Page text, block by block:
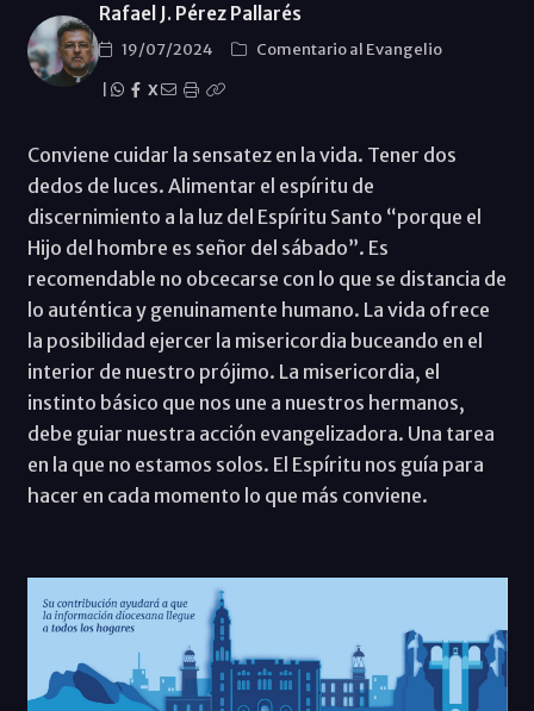
Rafael J. Pérez Pallarés
19/07/2024
Comentario al Evangelio
X
Conviene cuidar la sensatez en la vida. Tener dos
dedos de luces. Alimentar el espíritu de
discernimiento a la luz del Espíritu Santo “porque el
Hijo del hombre es señor del sábado”. Es
recomendable no obcecarse con lo que se distancia de
lo auténtica y genuinamente humano. La vida ofrece
la posibilidad ejercer la misericordia buceando en el
interior de nuestro prójimo. La misericordia, el
instinto básico que nos une a nuestros hermanos,
debe guiar nuestra acción evangelizadora. Una tarea
en la que no estamos solos. El Espíritu nos guía para
hacer en cada momento lo que más conviene.